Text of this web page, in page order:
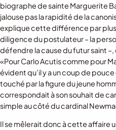
biographe de sainte Marguerite
jalouse pas la rapidité de la
explique cette différence par
diligence du postulateur – la
défendre la cause du futur saint
«Pour Carlo Acutis comme pour
évident qu’il y a un coup de
touché par la figure du jeune
correspondait à son souhait de
simple au côté du cardinal
Il se mêlerait donc à cette affaire